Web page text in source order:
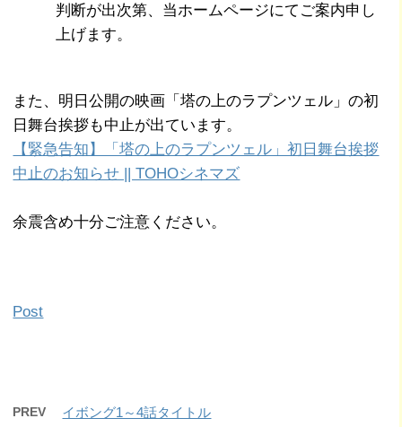
判断が出次第、当ホームページにてご案内申し
上げます。
また、明日公開の映画「塔の上のラプンツェル」の初
日舞台挨拶も中止が出ています。
【緊急告知】「塔の上のラプンツェル」初日舞台挨拶
中止のお知らせ || TOHOシネマズ
余震含め十分ご注意ください。
Post
PREV イボング1～4話タイトル